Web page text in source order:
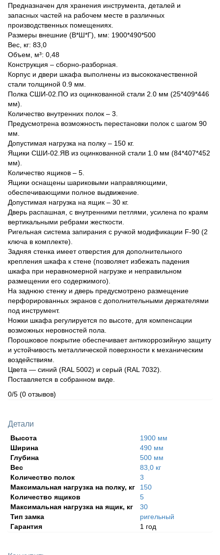
Предназначен для хранения инструмента, деталей и
запасных частей на рабочем месте в различных
производственных помещениях.
Размеры внешние (В*Ш*Г), мм: 1900*490*500
Вес, кг: 83,0
Объем, м³: 0,48
Конструкция – сборно-разборная.
Корпус и двери шкафа выполнены из высококачественной
стали толщиной 0.9 мм.
Полка СШИ-02.ПО из оцинкованной стали 2.0 мм (25*409*446
мм).
Количество внутренних полок – 3.
Предусмотрена возможность перестановки полок с шагом 90
мм.
Допустимая нагрузка на полку – 150 кг.
Ящики СШИ-02.ЯВ из оцинкованной стали 1.0 мм (84*407*452
мм).
Количество ящиков – 5.
Ящики оснащены шариковыми направляющими,
обеспечивающими полное выдвижение.
Допустимая нагрузка на ящик – 30 кг.
Дверь распашная, с внутренними петлями, усилена по краям
вертикальными ребрами жесткости.
Ригельная система запирания с ручкой модификации F-90 (2
ключа в комплекте).
Задняя стенка имеет отверстия для дополнительного
крепления шкафа к стене (позволяет избежать падения
шкафа при неравномерной нагрузке и неправильном
размещении его содержимого).
На заднюю стенку и дверь предусмотрено размещение
перфорированных экранов с дополнительными держателями
под инструмент.
Ножки шкафа регулируется по высоте, для компенсации
возможных неровностей пола.
Порошковое покрытие обеспечивает антикоррозийную защиту
и устойчивость металлической поверхности к механическим
воздействиям.
Цвета — синий (RAL 5002) и серый (RAL 7032).
Поставляется в собранном виде.
0/5 (0 отзывов)
Детали
Высота
1900 мм
Ширина
490 мм
Глубина
500 мм
Вес
83,0 кг
Количество полок
3
Максимальная нагрузка на полку, кг
150
Количество ящиков
5
Максимальная нагрузка на ящик, кг
30
Тип замка
ригельный
Гарантия
1 год